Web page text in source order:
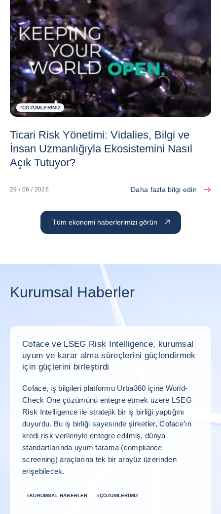
Tüm ekonomi haberlerimizi görün
#ÇÖZÜMLERIMIZ
Ticari Risk Yönetimi: Vidalies, Bilgi ve
İnsan Uzmanlığıyla Ekosistemini Nasıl
Açık Tutuyor?
29 / 06 / 2026 Daha fazla bilgi edin
Kurumsal Haberler
Coface ve LSEG Risk Intelligence, kurumsal
uyum ve karar alma süreçlerini güçlendirmek
için güçlerini birleştirdi
Coface, iş bilgileri platformu Urba360 içine World-
Check One çözümünü entegre etmek üzere LSEG
Risk Intelligence ile stratejik bir iş birliği yaptığını
duyurdu. Bu iş birliği sayesinde şirketler, Coface’ın
kredi risk verileriyle entegre edilmiş, dünya
standartlarında uyum tarama (compliance
screening) araçlarına tek bir arayüz üzerinden
erişebilecek.
#KURUMSAL HABERLER #ÇÖZÜMLERIMIZ